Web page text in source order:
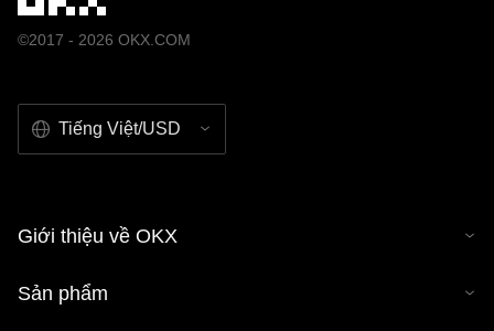
©2017 - 2026 OKX.COM
Tiếng Việt/USD
Giới thiệu về OKX
Sản phẩm